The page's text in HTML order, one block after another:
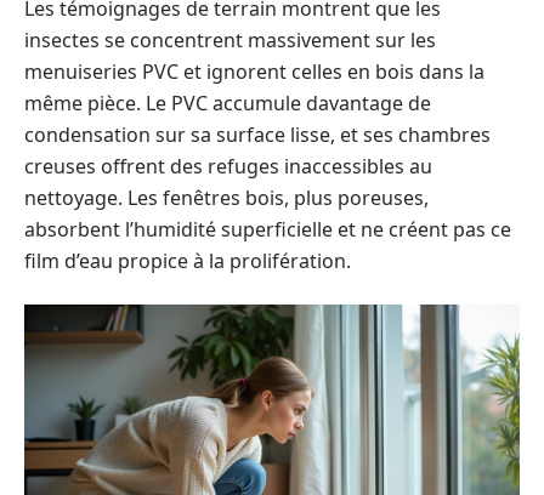
Les témoignages de terrain montrent que les
insectes se concentrent massivement sur les
menuiseries PVC et ignorent celles en bois dans la
même pièce. Le PVC accumule davantage de
condensation sur sa surface lisse, et ses chambres
creuses offrent des refuges inaccessibles au
nettoyage. Les fenêtres bois, plus poreuses,
absorbent l’humidité superficielle et ne créent pas ce
film d’eau propice à la prolifération.